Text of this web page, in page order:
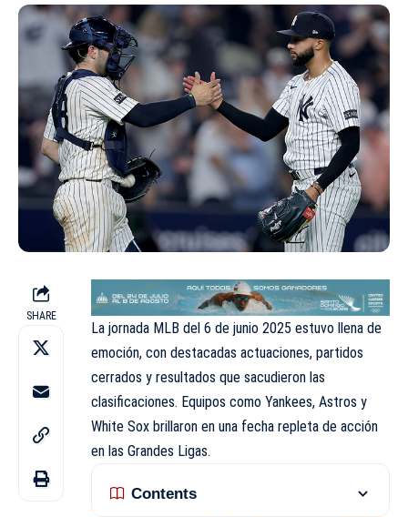
SHARE
La jornada MLB del 6 de junio 2025 estuvo llena de
emoción, con destacadas actuaciones, partidos
cerrados y resultados que sacudieron las
clasificaciones. Equipos como Yankees, Astros y
White Sox brillaron en una fecha repleta de acción
en las Grandes Ligas.
Contents